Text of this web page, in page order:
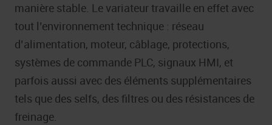
manière stable. Le variateur travaille en effet avec
tout l’environnement technique : réseau
d’alimentation, moteur, câblage, protections,
systèmes de commande PLC, signaux HMI, et
parfois aussi avec des éléments supplémentaires
tels que des selfs, des filtres ou des résistances de
freinage.